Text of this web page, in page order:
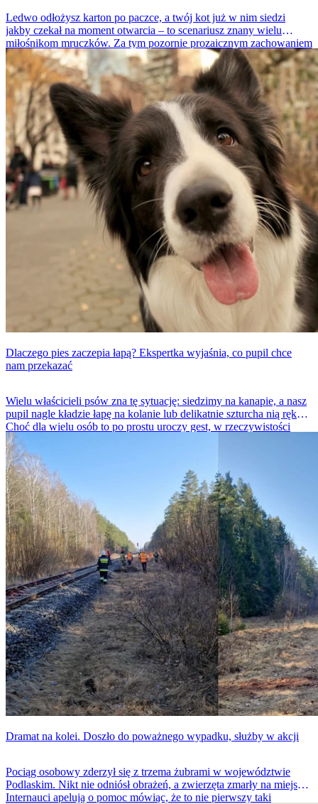
Ledwo odłożysz karton po paczce, a twój kot już w nim siedzi
jakby czekał na moment otwarcia – to scenariusz znany wielu
miłośnikom mruczków. Za tym pozornie prozaicznym zachowaniem
kryje się szereg instynktów i potrzeb, które sprawiają, że zwykłe
pudełko jest dla kota czymś więcej niż tylko tekturowym
opakowaniem. Dlaczego koty tak bardzo kochają kartony i co
eksperci oraz badania mają na ten temat do powiedzenia? Oto
podsumowanie tej kociej zagadki.
Dlaczego pies zaczepia łapą? Ekspertka wyjaśnia, co pupil chce
nam przekazać
Wielu właścicieli psów zna tę sytuację: siedzimy na kanapie, a nasz
pupil nagle kładzie łapę na kolanie lub delikatnie szturcha nią rękę.
Choć dla wielu osób to po prostu uroczy gest, w rzeczywistości
może być ważnym sygnałem ze strony zwierzęcia. Ekspertka od
zachowań zwierząt tłumaczy, co pies próbuje w ten sposób
zakomunikować swojemu opiekunowi.
Dramat na kolei. Doszło do poważnego wypadku, służby w akcji
Pociąg osobowy zderzył się z trzema żubrami w województwie
Podlaskim. Nikt nie odniósł obrażeń, a zwierzęta zmarły na miejscu.
Internauci apelują o pomoc mówiąc, że to nie pierwszy taki